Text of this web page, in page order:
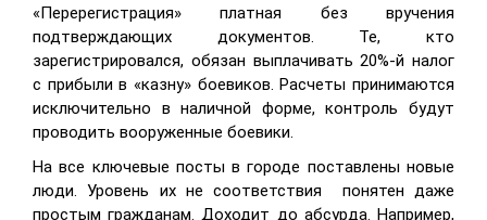
«Перерегистрация» платная без вручения
подтверждающих документов. Те, кто
зарегистрировался, обязан выплачивать 20%-й налог
с прибыли в «казну» боевиков. Расчеты принимаются
исключительно в наличной форме, контроль будут
проводить вооруженные боевики.
На все ключевые посты в городе поставлены новые
люди. Уровень их не соответствия
понятен даже
простым гражданам. Доходит до абсурда. Например,